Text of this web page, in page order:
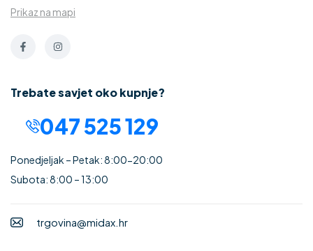
Prikaz na mapi
Trebate savjet oko kupnje?
047 525 129
Ponedjeljak – Petak: 8:00-20:00
Subota: 8:00 – 13:00
trgovina@midax.hr